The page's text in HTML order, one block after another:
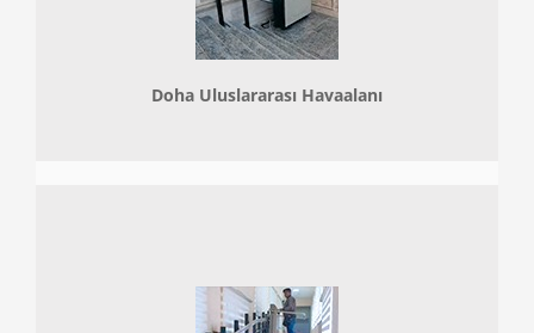
Doha Uluslararası Havaalanı